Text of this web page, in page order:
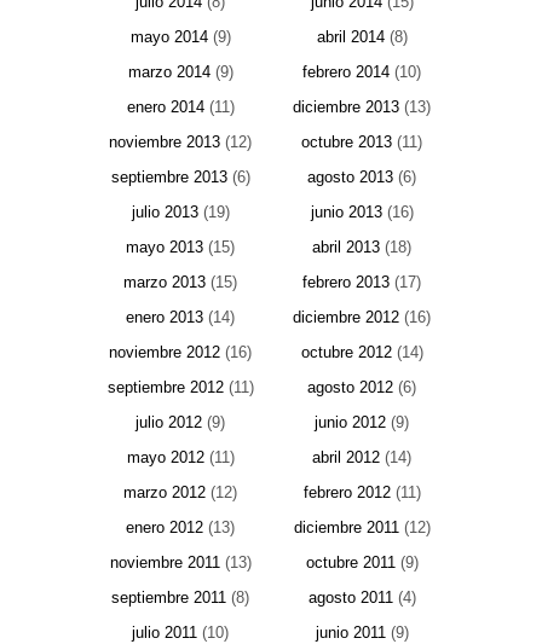
mayo 2014(9) abril 2014(8)
marzo 2014(9) febrero 2014 (10)
enero 2014(11) diciembre 2013 (13)
noviembre 2013 (12) octubre 2013 (11)
septiembre 2013(6) agosto 2013 (6)
julio 2013(19) junio 2013(16)
mayo 2013 (15) abril 2013 (18)
marzo 2013 (15) febrero 2013 (17)
enero 2013 (14) diciembre 2012 (16)
noviembre 2012 (16) octubre 2012(14)
septiembre 2012(11) agosto 2012 (6)
julio 2012 (9) junio 2012 (9)
mayo 2012(11) abril 2012 (14)
marzo 2012 (12) febrero 2012(11)
enero 2012 (13) diciembre 2011(12)
noviembre 2011(13) octubre 2011(9)
septiembre 2011 (8) agosto 2011(4)
julio 2011 (10) junio 2011(9)